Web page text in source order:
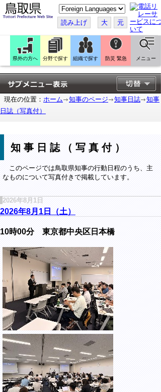
こ
の
ペ
ー
ジ
翻
訳
す
る
読み上げ 大 元
県外の方へ 分野で探す 組織で探す 防災 緊急 メニュー
現在の位置： ホーム 知事のページ 知事日誌
知事
日誌（写真付）
知事日誌（写真付）
このページでは鳥取県知事の行動日程のうち、主
なものについて写真付きで掲載しています。
2026年8月1日
2026年8月1日（土）
10時00分 東京都中央区日本橋